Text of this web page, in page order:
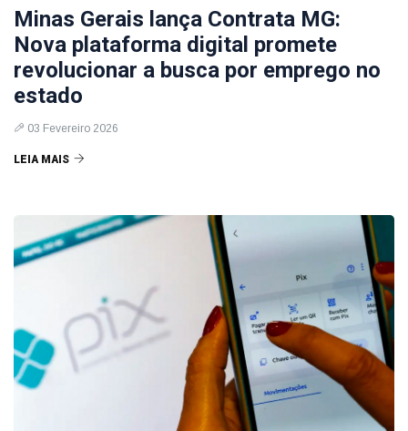
Minas Gerais lança Contrata MG:
Nova plataforma digital promete
revolucionar a busca por emprego no
estado
03 Fevereiro 2026
LEIA MAIS